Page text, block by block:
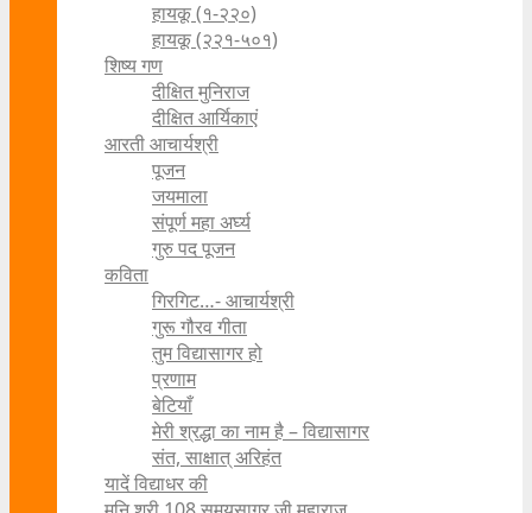
हायकू (१‍-२२०)
हायकू (२२१-५०१)
शिष्य गण
दीक्षित मुनिराज
दीक्षित आर्यिकाएं
आरती आचार्यश्री
पूजन
जयमाला
संपूर्ण महा अर्घ्य
गुरु पद पूजन
कविता
गिरगिट…- आचार्यश्री
गुरू गौरव गीता
तुम विद्यासागर हो
प्रणाम
बेटियाँ
मेरी श्रद्धा का नाम है – विद्यासागर
संत, साक्षात् अरिहंत
यादें विद्याधर की